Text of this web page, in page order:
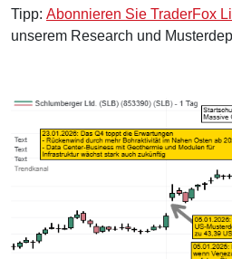
Tipp: Abonnieren Sie TraderFox
unserem Research und